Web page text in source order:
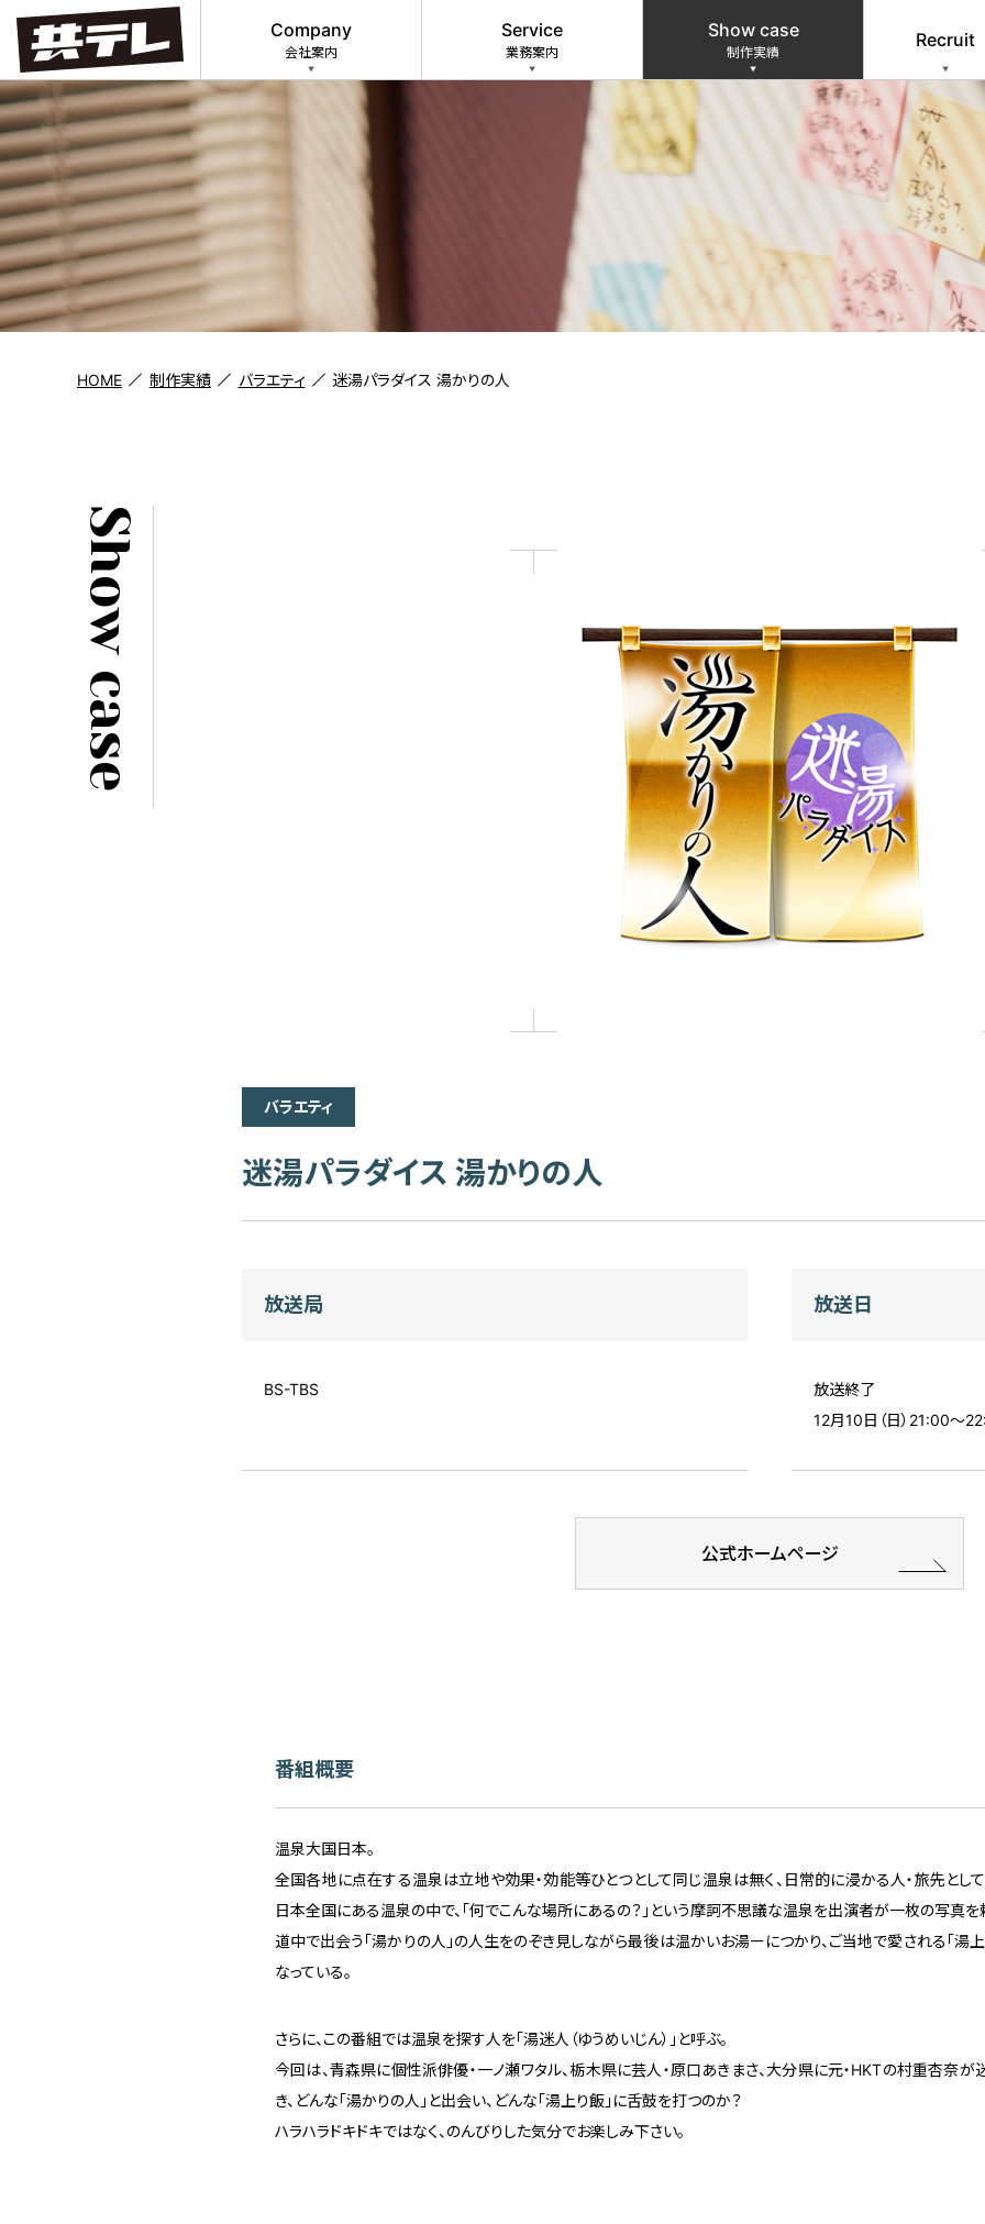
Company
会社案内
Service
業務案内
Show case
制作実績
Recruit
HOME 制作実績 バラエティ 迷湯パラダイス 湯かりの人
Show case
バラエティ
迷湯パラダイス 湯かりの人
放送局
BS-TBS
放送日
放送終了
12月10日（日）21:00〜
公式ホームページ
番組概要
温泉大国日本。
全国各地に点在する温泉は立地や効果・効能等ひとつとして同じ温泉は無く、日常的に浸かる人・旅先とし
日本全国にある温泉の中で、「何でこんな場所にあるの？」という摩訶不思議な温泉を出演者が一枚の写真を
道中で出会う「湯かりの人」の人生をのぞき見しながら最後は温かいお湯ーにつかり、ご当地で愛される「湯
なっている。
さらに、この番組では温泉を探す人を「湯迷人（ゆうめいじん）」と呼ぶ。
今回は、青森県に個性派俳優・一ノ瀬ワタル、栃木県に芸人・原口あきまさ、大分県に元・HKTの村重杏奈が
き、どんな「湯かりの人」と出会い、どんな「湯上り飯」に舌鼓を打つのか？
ハラハラドキドキではなく、のんびりした気分でお楽しみ下さい。